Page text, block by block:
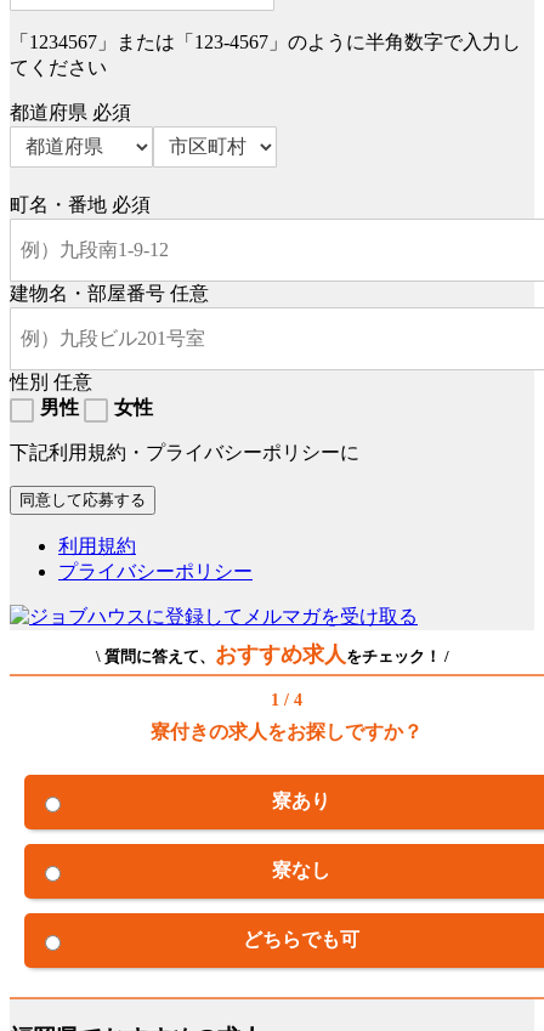
「1234567」または「123-4567」のように半角数字で入力し
てください
都道府県 必須
町名・番地 必須
建物名・部屋番号 任意
性別 任意
男性
女性
下記利用規約・プライバシーポリシーに
利用規約
プライバシーポリシー
\ 質問に答えて、 おすすめ求人をチェック！ /
1 / 4
寮付きの求人をお探しですか？
寮あり
寮なし
どちらでも可